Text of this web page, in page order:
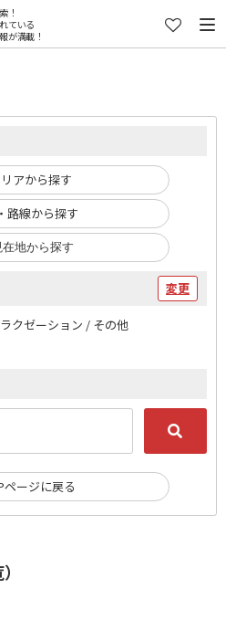
！
ている
が満載！
アから探す
路線から探す
在地から探す
変更
クゼーション / その他
ページに戻る